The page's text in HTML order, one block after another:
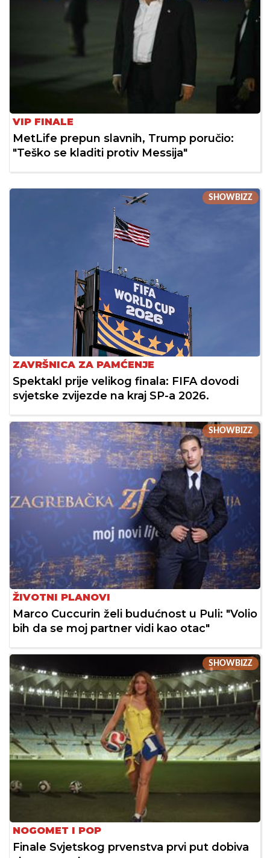
VIP FINALE
MetLife prepun slavnih, Trump poručio:
"Teško se kladiti protiv Messija"
SHOWBIZZ
ZAVRŠNICA ZA PAMĆENJE
Spektakl prije velikog finala: FIFA dovodi
svjetske zvijezde na kraj SP-a 2026.
SHOWBIZZ
ŽIVOTNI PLANOVI
Marco Cuccurin želi budućnost u Puli: "Volio
bih da se moj partner vidi kao otac"
SHOWBIZZ
NOGOMET I POP
Finale Svjetskog prvenstva prvi put dobiva